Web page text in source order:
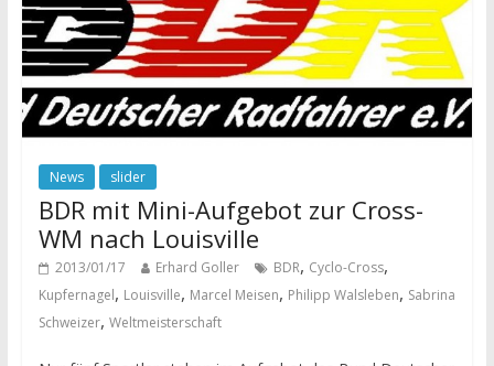
News slider
BDR mit Mini-Aufgebot zur Cross-
WM nach Louisville
2013/01/17 Erhard Goller BDR, Cyclo-Cross,
Kupfernagel, Louisville, Marcel Meisen, Philipp Walsleben, Sabrina
Schweizer, Weltmeisterschaft